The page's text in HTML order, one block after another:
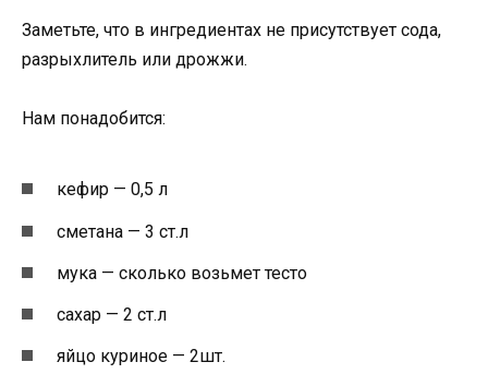
Заметьте, что в ингредиентах не присутствует сода,
разрыхлитель или дрожжи.
Нам понадобится:
кефир — 0,5 л
сметана — 3 ст.л
мука — сколько возьмет тесто
сахар — 2 ст.л
яйцо куриное — 2шт.